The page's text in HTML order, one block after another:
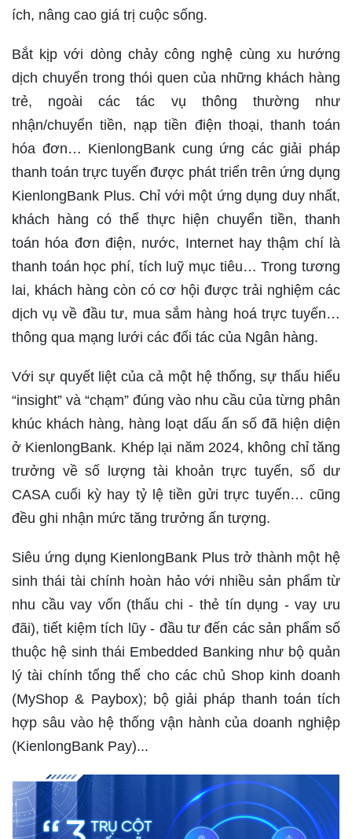
ích, nâng cao giá trị cuộc sống.
Bắt kịp với dòng chảy công nghệ cùng xu hướng
dịch chuyển trong thói quen của những khách hàng
trẻ, ngoài các tác vụ thông thường như
nhận/chuyển tiền, nạp tiền điện thoại, thanh toán
hóa đơn… KienlongBank cung ứng các giải pháp
thanh toán trực tuyến được phát triển trên ứng dụng
KienlongBank Plus. Chỉ với một ứng dụng duy nhất,
khách hàng có thể thực hiện chuyển tiền, thanh
toán hóa đơn điện, nước, Internet hay thậm chí là
thanh toán học phí, tích luỹ mục tiêu… Trong tương
lai, khách hàng còn có cơ hội được trải nghiệm các
dịch vụ về đầu tư, mua sắm hàng hoá trực tuyến…
thông qua mạng lưới các đối tác của Ngân hàng.
Với sự quyết liệt của cả một hệ thống, sự thấu hiểu
“insight” và “chạm” đúng vào nhu cầu của từng phân
khúc khách hàng, hàng loạt dấu ấn số đã hiện diện
ở KienlongBank. Khép lại năm 2024, không chỉ tăng
trưởng về số lượng tài khoản trực tuyến, số dư
CASA cuối kỳ hay tỷ lệ tiền gửi trực tuyến… cũng
đều ghi nhận mức tăng trưởng ấn tượng.
Siêu ứng dụng KienlongBank Plus trở thành một hệ
sinh thái tài chính hoàn hảo với nhiều sản phẩm từ
nhu cầu vay vốn (thấu chi - thẻ tín dụng - vay ưu
đãi), tiết kiệm tích lũy - đầu tư đến các sản phẩm số
thuộc hệ sinh thái Embedded Banking như bộ quản
lý tài chính tổng thể cho các chủ Shop kinh doanh
(MyShop & Paybox); bộ giải pháp thanh toán tích
hợp sâu vào hệ thống vận hành của doanh nghiệp
(KienlongBank Pay)...